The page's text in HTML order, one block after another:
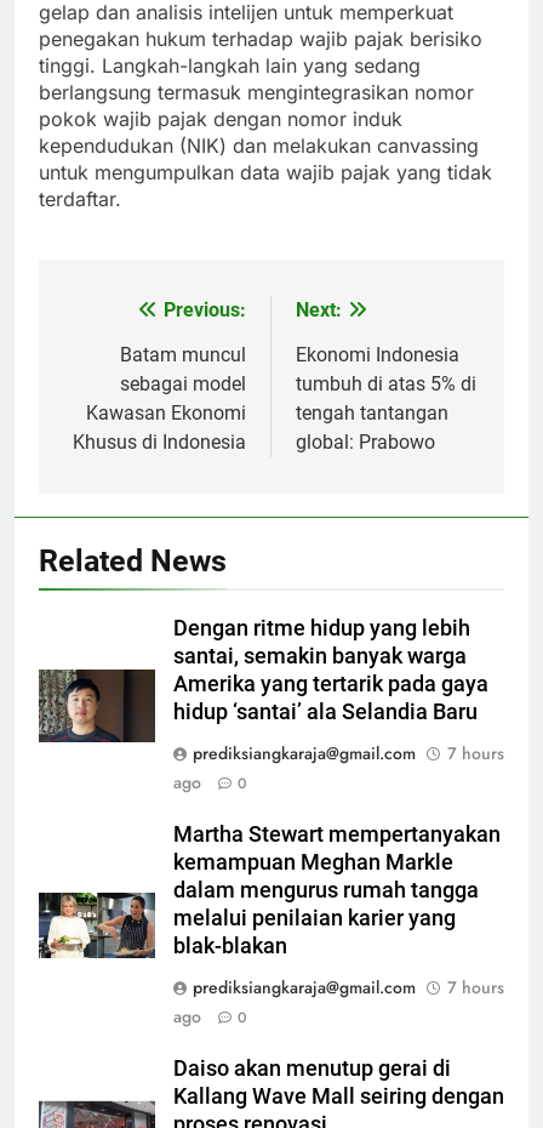
gelap dan analisis intelijen untuk memperkuat
penegakan hukum terhadap wajib pajak berisiko
tinggi. Langkah-langkah lain yang sedang
berlangsung termasuk mengintegrasikan nomor
pokok wajib pajak dengan nomor induk
kependudukan (NIK) dan melakukan canvassing
untuk mengumpulkan data wajib pajak yang tidak
terdaftar.
navigation
Previous:
Batam muncul
sebagai model
Kawasan Ekonomi
Khusus di Indonesia
Next:
Ekonomi Indonesia
tumbuh di atas 5% di
tengah tantangan
global: Prabowo
Related News
Dengan ritme hidup yang lebih
santai, semakin banyak warga
Amerika yang tertarik pada gaya
hidup ‘santai’ ala Selandia Baru
prediksiangkaraja@gmail.com
7 hours
ago
0
Martha Stewart mempertanyakan
kemampuan Meghan Markle
dalam mengurus rumah tangga
melalui penilaian karier yang
blak-blakan
prediksiangkaraja@gmail.com
7 hours
ago
0
Daiso akan menutup gerai di
Kallang Wave Mall seiring dengan